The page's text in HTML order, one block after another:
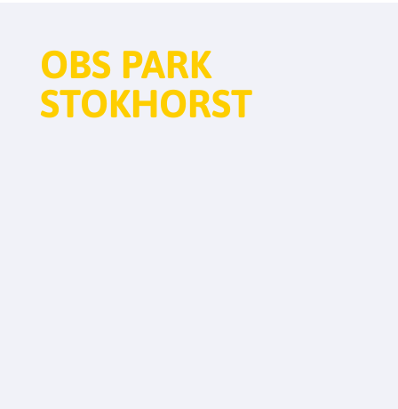
OBS PARK
STOKHORST